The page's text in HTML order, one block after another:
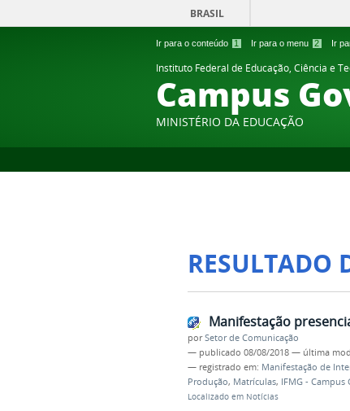
Ir para o conteúdo 1 Ir para o menu 2 Ir
BRASIL
Instituto Federal de Educação, Ciência e
Campus
MINISTÉRIO DA EDUCAÇÃO
RESULTADO
Manifestação
porSetor de Comunicação
— publicado 08/08/2018 — última
— registrado em: Manifestação de
Produção, Matrículas, IFMG - Campus
Localizado em Notícias